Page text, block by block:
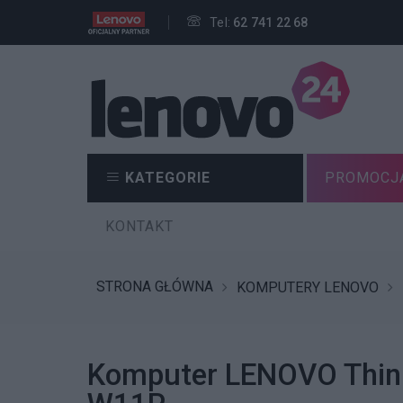
Tel: 62 741 22 68
KATEGORIE
KONTAKT
STRONA GŁÓWNA KOMPUTERY LENOVO
Komputer LENOVO